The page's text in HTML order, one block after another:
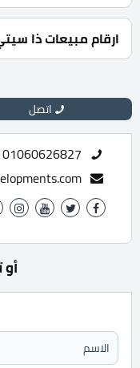
دفع
تصل الي 8 سنوات.
ارقام مبيعات ذا
للحجز والاستعلام تواصل معنا
اتصل
01060626827